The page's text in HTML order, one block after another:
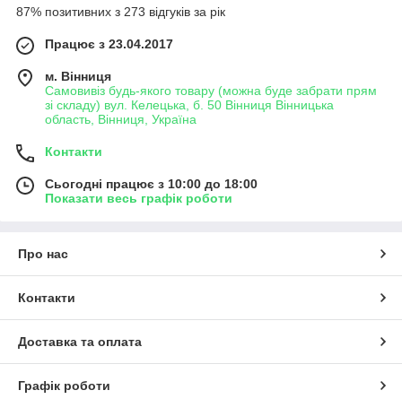
87% позитивних з 273 відгуків за рік
Працює з 23.04.2017
м. Вінниця
Самовивіз будь-якого товару (можна буде забрати прям
зі складу) вул. Келецька, б. 50 Вінниця Вінницька
область, Вінниця, Україна
Контакти
Сьогодні працює з 10:00 до 18:00
Показати весь графік роботи
Про нас
Контакти
Доставка та оплата
Графік роботи